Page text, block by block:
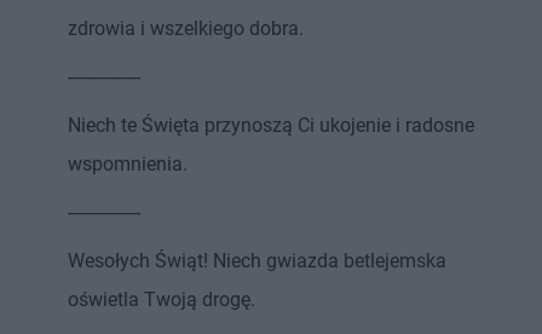
zdrowia i wszelkiego dobra.
---------------
Niech te Święta przynoszą Ci ukojenie i radosne
wspomnienia.
---------------
Wesołych Świąt! Niech gwiazda betlejemska
oświetla Twoją drogę.